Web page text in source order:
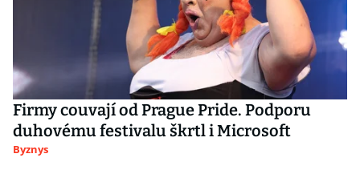
Firmy couvají od Prague Pride. Podporu
duhovému festivalu škrtl i Microsoft
Byznys